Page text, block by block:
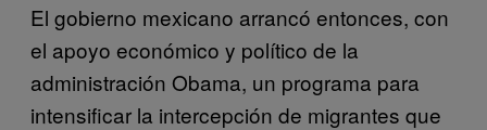
El gobierno mexicano arrancó entonces, con
el apoyo económico y político de la
administración Obama, un programa para
intensificar la intercepción de migrantes que